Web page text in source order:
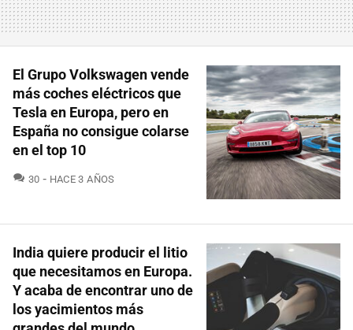
El Grupo Volkswagen vende
más coches eléctricos que
Tesla en Europa, pero en
España no consigue colarse
en el top 10
30 COMENTARIOS
HACE 3 AÑOS
India quiere producir el litio
que necesitamos en Europa.
Y acaba de encontrar uno de
los yacimientos más